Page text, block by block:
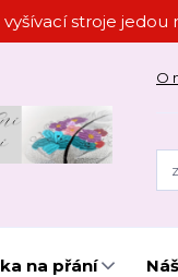
stroje
O
na přání